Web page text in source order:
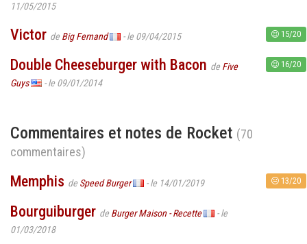
11/05/2015
Victor de Big Fernand - le 09/04/2015 15/20
Double Cheeseburger with Bacon de Five
Guys
- le 09/01/2014
16/20
Commentaires et notes de Rocket (70
commentaires)
Memphis de Speed Burger - le 14/01/2019 13/20
Bourguiburger de Burger Maison - Recette
- le
01/03/2018